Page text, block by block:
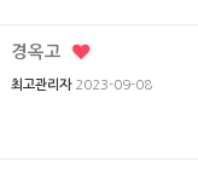
경옥고
최고관리자 2023-09-08